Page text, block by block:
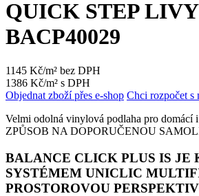
QUICK STEP
BACP40029
1145 Kč/m² bez DPH
1386 Kč/m² s DPH
Objednat zboží přes e-shop Chci rozpočet s
Velmi odolná vinylová podlaha pro
ZPŮSOB NA DOPORUČENOU
BALANCE CLICK PLUS IS JE
SYSTÉMEM UNICLIC
PROSTOROVOU